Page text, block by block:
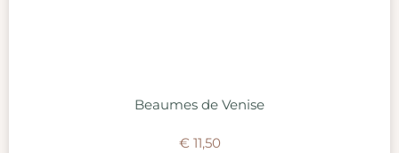
Beaumes de Venise
€ 11,50